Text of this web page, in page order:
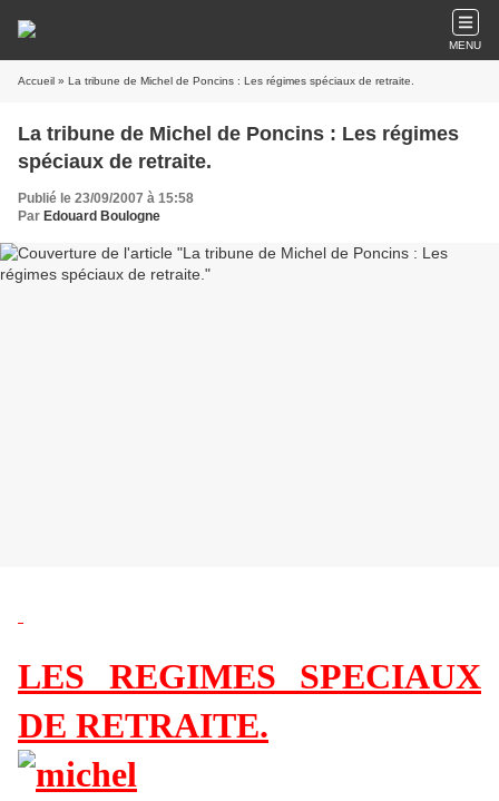
MENU
Accueil » La tribune de Michel de Poncins : Les régimes spéciaux de retraite.
La tribune de Michel de Poncins : Les régimes
spéciaux de retraite.
Publié le 23/09/2007 à 15:58
Par Edouard Boulogne
LES REGIMES SPECIAUX
DE RETRAITE.